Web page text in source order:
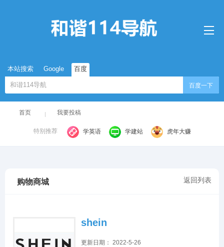
本站搜索 Google 百度
百度一下
首页 我要投稿
特别推荐 学英语 学建站 虎年大赚
返回列表
购物商城
shein
更新日期： 2022-5-26